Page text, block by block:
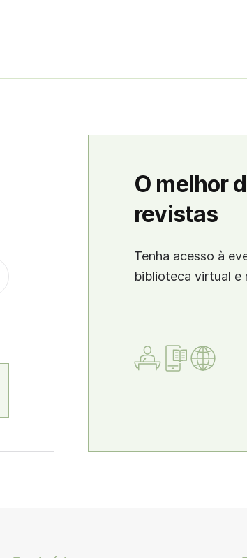
O melhor
revistas
Tenha acesso à
biblioteca virtual e